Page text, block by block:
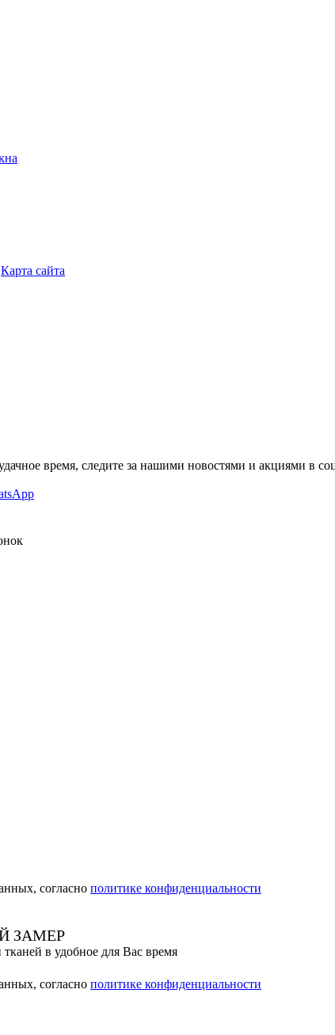
Карта сайта
время, следите за нашими новостями и акциями в
согласно политике конфиденциальности
ЗАМЕР
в удобное для Вас время
согласно политике конфиденциальности